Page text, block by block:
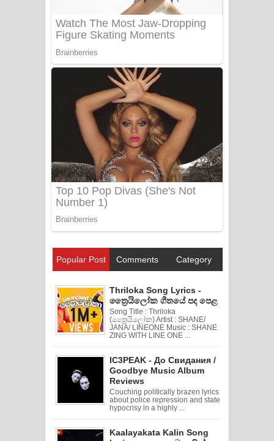
Popular Post Comments Category
Thriloka Song Lyrics -
ත්‍රෛයිලෝක ගීතයේ පද පෙළ
Song Title : Thriloka
(ත්‍රෛයිලෝක) Artist : SHANE/
JANA/ LINEONE Music : SHANE
ZING WITH LINE ONE ...
IC3PEAK - До Свидания /
Goodbye Music Album
Reviews
Couching politically brazen lyrics
about police repression and state
hypocrisy in a highly ...
Kaalayakata Kalin Song